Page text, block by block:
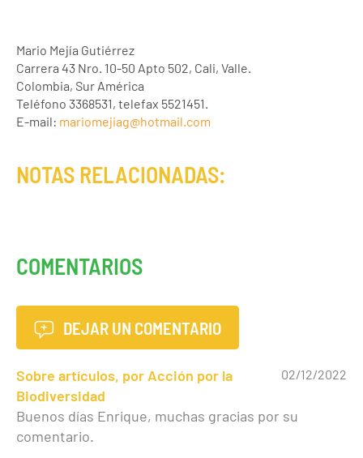
Mario Mejía Gutiérrez
Carrera 43 Nro. 10-50 Apto 502, Cali, Valle.
Colombia, Sur América
Teléfono 3368531, telefax 5521451.
E-mail: mariomejiag@hotmail.com
NOTAS RELACIONADAS:
COMENTARIOS
DEJAR UN COMENTARIO
02/12/2022
Sobre artículos, por Acción por la
Biodiversidad
Buenos días Enrique, muchas gracias por su
comentario.